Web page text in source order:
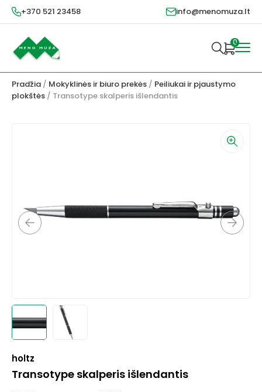
+370 521 23458 info@menomuza.lt
0
Pradžia / Mokyklinės ir biuro prekės / Peiliukai ir pjaustymo
plokštės / Transotype skalperis išlendantis
holtz
Transotype skalperis išlendantis